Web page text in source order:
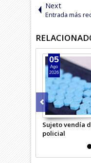
Next
Entrada más
Sujeto vendía
policial
05
Ago
2026